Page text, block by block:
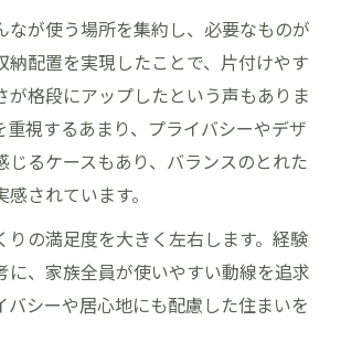
なが使う場所を集約し、必要なものが
納配置を実現したことで、片付けやす
が格段にアップしたという声もありま
重視するあまり、プライバシーやデザ
じるケースもあり、バランスのとれた
されています。
りの満足度を大きく左右します。経験
に、家族全員が使いやすい動線を追求
バシーや居心地にも配慮した住まいを